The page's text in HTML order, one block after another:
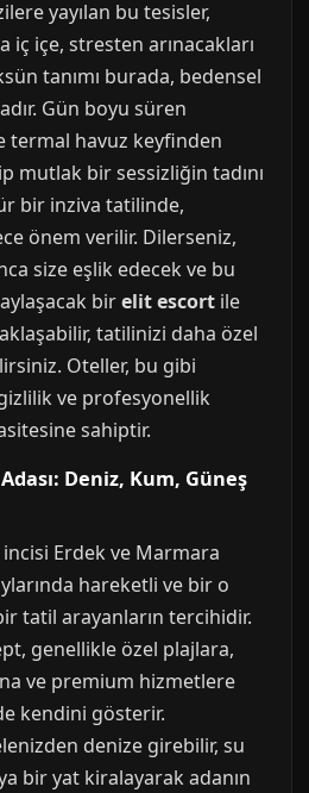
yayılan bu tesisler,
içe, stresten arınacakları
tanımı burada, bedensel
Gün boyu süren
termal havuz keyfinden
mutlak bir sessizliğin tadını
bir inziva tatilinde,
önem verilir. Dilerseniz,
size eşlik edecek ve bu
birelit escort ile
tatilinizi daha özel
Oteller, bu gibi
ve profesyonellik
sahiptir.
Deniz, Kum, Güneş
Erdek ve Marmara
hareketli ve bir o
tatil arayanların tercihidir.
genellikle özel plajlara,
ve premium hizmetlere
kendini gösterir.
denize girebilir, su
bir yat kiralayarak adanın